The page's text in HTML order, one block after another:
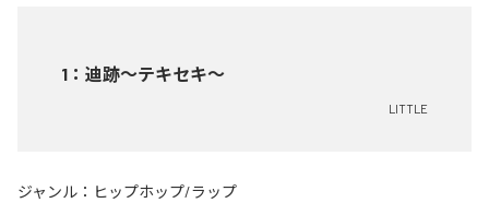
1 ： 迪跡〜テキセキ〜
LITTLE
ジャンル： ヒップホップ/ラップ